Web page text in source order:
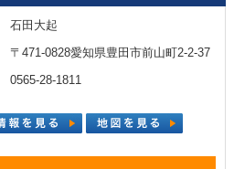
田大起
471-0828愛知県豊田市前山町2-2-37
28-1811